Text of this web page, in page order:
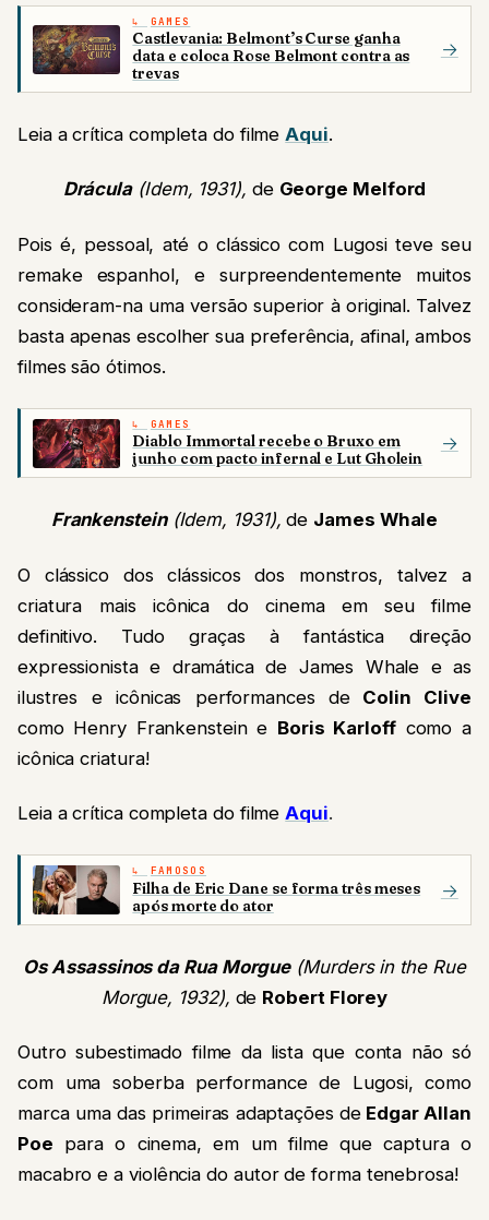
GAMES
Castlevania: Belmont’s Curse ganha
data e coloca Rose Belmont contra as
trevas
→
Leia a crítica completa do filmeAqui.
Drácula (Idem, 1931), de George Melford
Pois é, pessoal, até o clássico com Lugosi teve seu
remake espanhol, e surpreendentemente muitos
consideram-na uma versão superior à original. Talvez
basta apenas escolher sua preferência, afinal, ambos
filmes são ótimos.
GAMES
Diablo Immortal recebe o Bruxo em
junho com pacto infernal e Lut Gholein
→
Frankenstein(Idem, 1931),de James Whale
O clássico dos clássicos dos monstros, talvez a
criatura mais icônica do cinema em seu filme
definitivo. Tudo graças à fantástica direção
expressionista e dramática de James Whale e as
ilustres e icônicas performances de Colin Clive
como Henry Frankenstein e Boris Karloffcomo a
icônica criatura!
Leia a crítica completa do filme Aqui.
FAMOSOS
Filha de Eric Dane se forma três meses
após morte do ator
→
Os Assassinos da Rua Morgue (Murders in the Rue
Morgue, 1932), de Robert Florey
Outro subestimado filme da lista que conta não só
com uma soberba performance de Lugosi, como
marca uma das primeiras adaptações de Edgar Allan
Poe para o cinema, em um filme que captura o
macabro e a violência do autor de forma tenebrosa!